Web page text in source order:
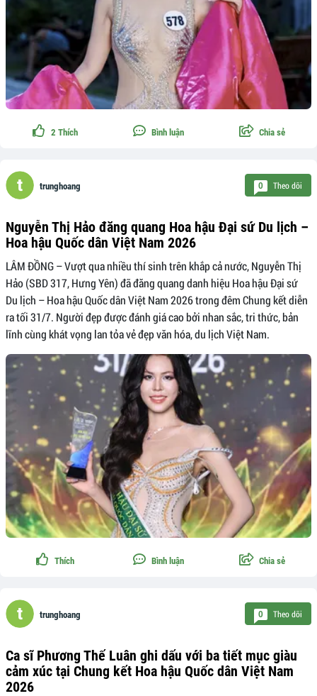
2 Thích Bình luận Chia sẻ
trunghoang 0 Theo dõi
Nguyễn Thị Hảo đăng quang Hoa hậu Đại sứ Du lịch –
Hoa hậu Quốc dân Việt Nam 2026
LÂM ĐỒNG – Vượt qua nhiều thí sinh trên khắp cả nước, Nguyễn Thị
Hảo (SBD 317, Hưng Yên) đã đăng quang danh hiệu Hoa hậu Đại sứ
Du lịch – Hoa hậu Quốc dân Việt Nam 2026 trong đêm Chung kết diễn
ra tối 31/7. Người đẹp được đánh giá cao bởi nhan sắc, tri thức, bản
lĩnh cùng khát vọng lan tỏa vẻ đẹp văn hóa, du lịch Việt Nam.
Thích Bình luận Chia sẻ
trunghoang 0 Theo dõi
Ca sĩ Phương Thế Luân ghi dấu với ba tiết mục giàu
cảm xúc tại Chung kết Hoa hậu Quốc dân Việt Nam
2026